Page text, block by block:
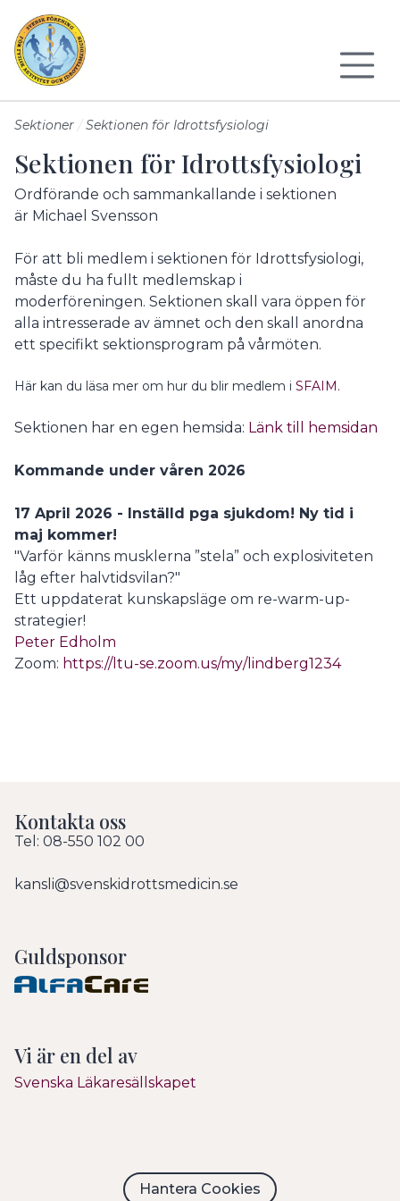
Sektioner Sektionen för Idrottsfysiologi
Sektionen för Idrottsfysiologi
Ordförande och sammankallande i sektionen
är Michael Svensson
För att bli medlem i sektionen för Idrottsfysiologi,
måste du ha fullt medlemskap i
moderföreningen. Sektionen skall vara öppen för
alla intresserade av ämnet och den skall anordna
ett specifikt sektionsprogram på vårmöten.
Här kan du läsa mer om hur du blir medlem i SFAIM.
Sektionen har en egen hemsida: Länk till hemsidan
Kommande under våren 2026
17 April 2026 - Inställd pga sjukdom! Ny tid i
maj kommer!
"Varför känns musklerna ”stela” och explosiviteten
låg efter halvtidsvilan?"​
Ett uppdaterat kunskapsläge om re-warm-up-
strategier!
Peter Edholm
Zoom: https://ltu-se.zoom.us/my/lindberg1234
Kontakta oss
Tel: 08-550 102 00
kansli@svenskidrottsmedicin.se
Guldsponsor
Vi är en del av
Svenska Läkaresällskapet
Hantera Cookies